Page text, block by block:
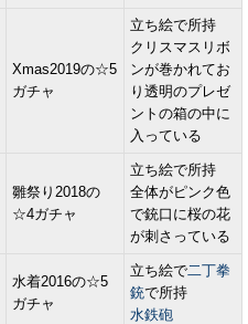
Xmas2019の☆5
ガチャ
立ち絵で所持
クリスマスリボ
ンが巻かれてお
り透明のプレゼ
ントの箱の中に
入っている
雛祭り2018の
☆4ガチャ
立ち絵で所持
全体がピンク色
で銃口に桜の花
が刺さっている
水着2016の☆5
ガチャ
立ち絵で二丁拳
銃で所持
水鉄砲